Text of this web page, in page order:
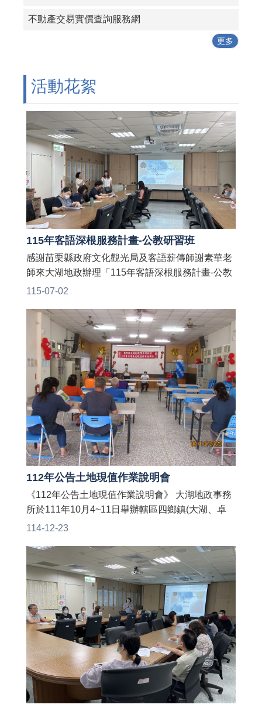
不動產交易實價查詢服務網
更多
活動花絮
115年客語深根服務計畫-公教研習班
115-07-02
感謝苗栗縣政府文化觀光局及客語薪傳師謝素華老
師來大湖地政辦理「115年客語深根服務計畫-公教
研習班」👏👏 老師授課生動活潑，帶來許多有趣的
輕鬆愉快的氛圍中學習到許多實用的客語🤩 期待將
所學運用於日常生活及職場，共創友善客語環境❣️
112年公告土地現值作業說明會
114-12-23
《112年公告土地現值作業說明會》 大湖地政事務
所於111年10月4~11日舉辦轄區四鄉鎮(大湖、卓
蘭、獅潭、泰安) 由苗栗縣政府地政處、財政處、
互交流以確實掌握地價波動情形， 期使達到地價訂
定更為合理，並藉此機會向民眾宣導最新不動產相
關法令。